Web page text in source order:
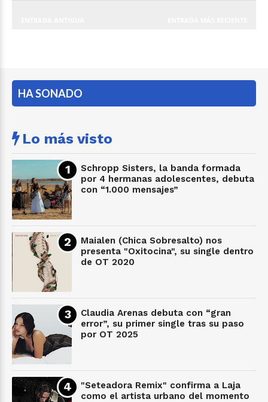
HA SONADO
Lo más visto
Schropp Sisters, la banda formada
por 4 hermanas adolescentes, debuta
con “1.000 mensajes”
Maialen (Chica Sobresalto) nos
presenta "Oxitocina", su single dentro
de OT 2020
Claudia Arenas debuta con “gran
error”, su primer single tras su paso
por OT 2025
"Seteadora Remix" confirma a Laja
como el artista urbano del momento